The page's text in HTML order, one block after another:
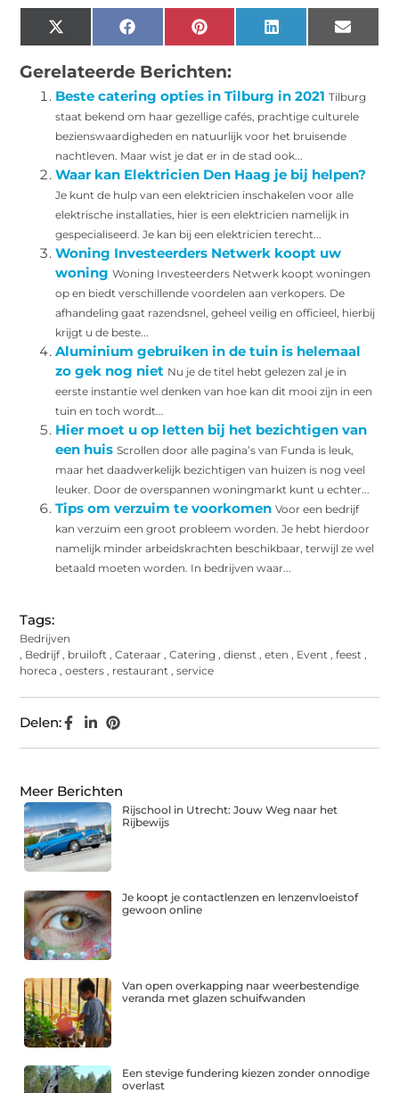
X
(Twitter)
Facebook Pinterest LinkedIn Email
Gerelateerde Berichten:
Beste catering opties in Tilburg in 2021 Tilburg
staat bekend om haar gezellige cafés, prachtige culturele
bezienswaardigheden en natuurlijk voor het bruisende
nachtleven. Maar wist je dat er in de stad ook...
Waar kan Elektricien Den Haag je bij helpen?
Je kunt de hulp van een elektricien inschakelen voor alle
elektrische installaties, hier is een elektricien namelijk in
gespecialiseerd. Je kan bij een elektricien terecht...
Woning Investeerders Netwerk koopt uw
woning Woning Investeerders Netwerk koopt woningen
op en biedt verschillende voordelen aan verkopers. De
afhandeling gaat razendsnel, geheel veilig en officieel, hierbij
krijgt u de beste...
Aluminium gebruiken in de tuin is helemaal
zo gek nog niet Nu je de titel hebt gelezen zal je in
eerste instantie wel denken van hoe kan dit mooi zijn in een
tuin en toch wordt...
Hier moet u op letten bij het bezichtigen van
een huis Scrollen door alle pagina’s van Funda is leuk,
maar het daadwerkelijk bezichtigen van huizen is nog veel
leuker. Door de overspannen woningmarkt kunt u echter...
Tips om verzuim te voorkomen Voor een bedrijf
kan verzuim een groot probleem worden. Je hebt hierdoor
namelijk minder arbeidskrachten beschikbaar, terwijl ze wel
betaald moeten worden. In bedrijven waar...
Tags:
Bedrijven
, Bedrijf, bruiloft ,Cateraar ,Catering ,dienst ,eten , Event ,feest ,
horeca ,oesters , restaurant ,service
Delen:
Meer Berichten
Rijschool in Utrecht: Jouw Weg naar het
Rijbewijs
Je koopt je contactlenzen en lenzenvloeistof
gewoon online
Van open overkapping naar weerbestendige
veranda met glazen schuifwanden
Een stevige fundering kiezen zonder onnodige
overlast